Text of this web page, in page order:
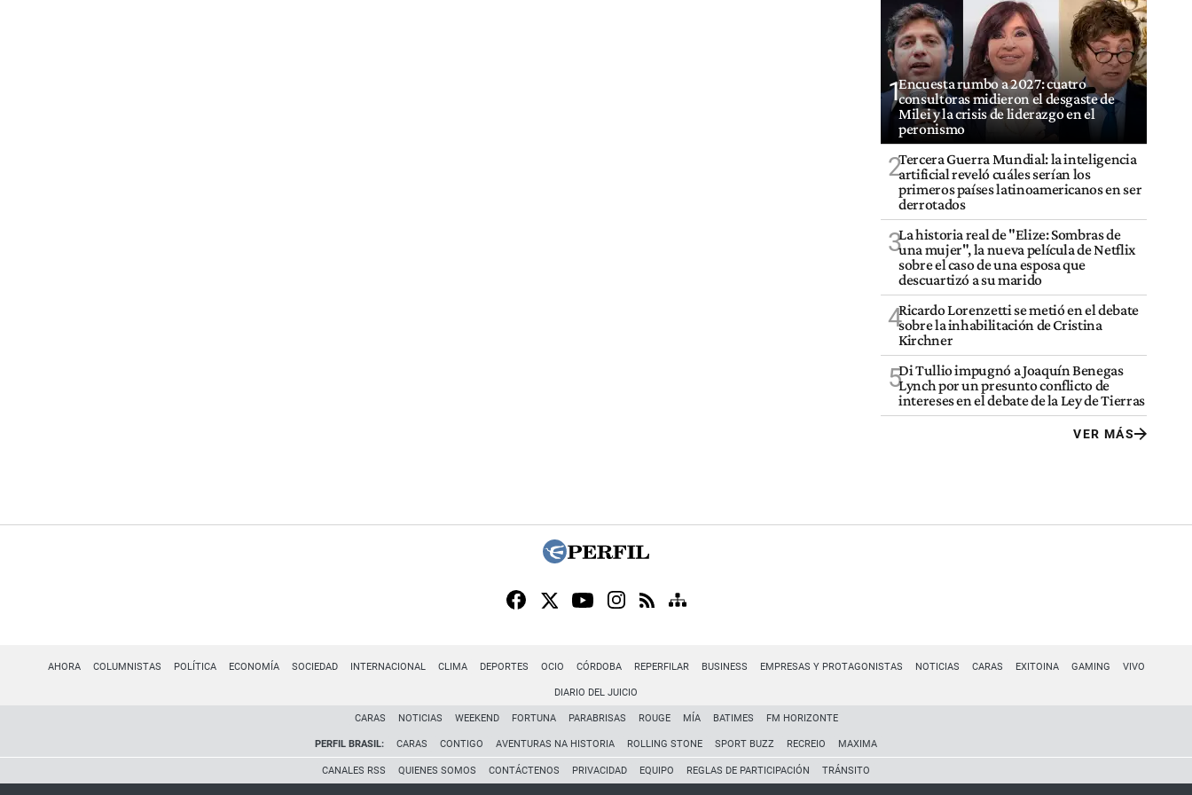
1Encuesta rumbo a 2027: cuatro
consultoras midieron el desgaste de
Milei y la crisis de liderazgo en el
peronismo
2Tercera Guerra Mundial: la inteligencia
artificial reveló cuáles serían los
primeros países latinoamericanos en ser
derrotados
3La historia real de "Elize: Sombras de
una mujer", la nueva película de Netflix
sobre el caso de una esposa que
descuartizó a su marido
4Ricardo Lorenzetti se metió en el debate
sobre la inhabilitación de Cristina
Kirchner
5Di Tullio impugnó a Joaquín Benegas
Lynch por un presunto conflicto de
intereses en el debate de la Ley de Tierras
VER MÁS
AHORA COLUMNISTAS POLÍTICA ECONOMÍA SOCIEDAD INTERNACIONAL CLIMA DEPORTES OCIO CÓRDOBA REPERFILAR BUSINESS EMPRESAS Y PROTAGONISTAS NOTICIAS CARAS EXITOINA GAMING VIVO
DIARIO DEL JUICIO
CARAS NOTICIAS WEEKEND FORTUNA PARABRISAS ROUGE MÍA BATIMES FM HORIZONTE
PERFIL BRASIL: CARAS CONTIGO AVENTURAS NA HISTORIA ROLLING STONE SPORT BUZZ RECREIO MAXIMA
CANALES RSS QUIENES SOMOS CONTÁCTENOS PRIVACIDAD EQUIPO REGLAS DE PARTICIPACIÓN TRÁNSITO